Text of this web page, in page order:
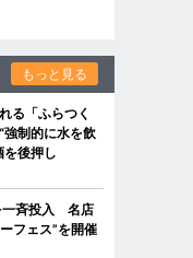
もっと見る
る「ふらつく
制的に水を飲
を後押し
一斉投入 名店
フェス”を開催